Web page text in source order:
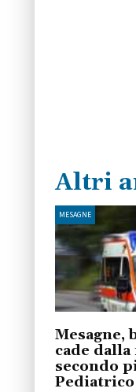
Altri
MESAGNE
Mesagne,
cade
secondo